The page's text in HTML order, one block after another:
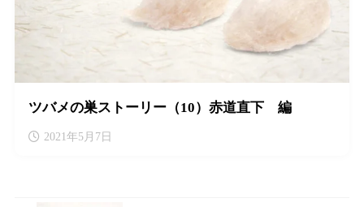
ツバメの巣ストーリー（10）赤道直下 編
2021年5月7日